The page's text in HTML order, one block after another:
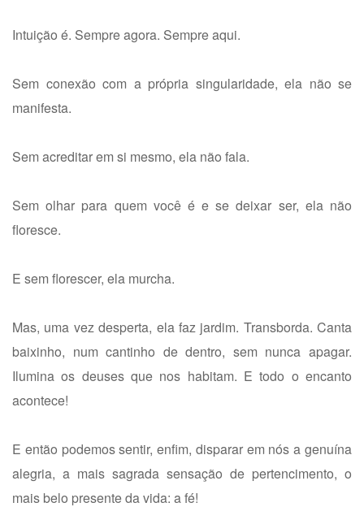
Intuição é. Sempre agora. Sempre aqui.
Sem conexão com a própria singularidade, ela não se
manifesta.
Sem acreditar em si mesmo, ela não fala.
Sem olhar para quem você é e se deixar ser, ela não
floresce.
E sem florescer, ela murcha.
Mas, uma vez desperta, ela faz jardim. Transborda. Canta
baixinho, num cantinho de dentro, sem nunca apagar.
Ilumina os deuses que nos habitam. E todo o encanto
acontece!
E então podemos sentir, enfim, disparar em nós a genuína
alegria, a mais sagrada sensação de pertencimento, o
mais belo presente da vida: a fé!